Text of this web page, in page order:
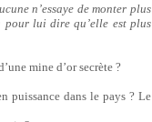
n’essaye de monter plus
lui dire qu’elle est plus
mine d’or secrète ?
puissance dans le pays ? Le